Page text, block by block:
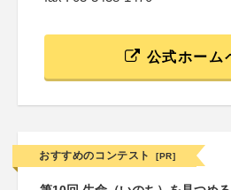
公式ホーム
おすすめのコンテスト [PR]